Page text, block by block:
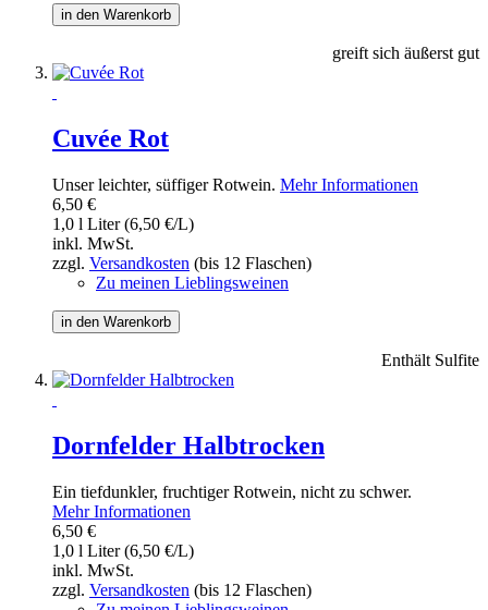
in den Warenkorb
greift sich äußerst gut
Cuvée Rot
Unser leichter, süffiger Rotwein. Mehr Informationen
6,50 €
1,0 l Liter (6,50 €/L)
inkl. MwSt.
zzgl. Versandkosten (bis 12 Flaschen)
Zu meinen Lieblingsweinen
in den Warenkorb
Enthält Sulfite
Dornfelder Halbtrocken
Ein tiefdunkler, fruchtiger Rotwein, nicht zu schwer.
Mehr Informationen
6,50 €
1,0 l Liter (6,50 €/L)
inkl. MwSt.
zzgl. Versandkosten (bis 12 Flaschen)